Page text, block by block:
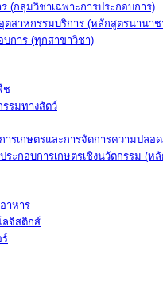
(กลุ่มวิชาเฉพาะการประกอบการ)
สาหกรรมบริการ (หลักสูตรนานาช
การ (ทุกสาขาวิชา)
ช
รมทางสัตว์
รเกษตรและการจัดการความปล
ะกอบการเกษตรเชิงนวัตกรรม (ห
าหาร
ลจิสติกส์
ร์